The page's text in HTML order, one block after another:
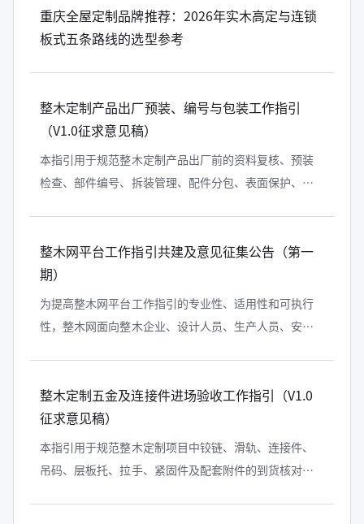
重庆全屋定制品牌推荐：2026年实木高定与连锁
板式五条路线的选型参考
整木定制产品出厂预装、编号与包装工作指引
（V1.0征求意见稿）
本指引用于规范整木定制产品出厂前的资料复核、预装
检查、部件编号、拆装管理、配件分包、表面保护、包
整木网平台工作指引共建及意见征集公告（第一
期）
为提高整木网平台工作指引的专业性、适用性和可执行
性，整木网面向整木企业、设计人员、生产人员、安装
整木定制五金及连接件进场验收工作指引（V1.0
征求意见稿）
本指引用于规范整木定制项目中铰链、滑轨、连接件、
吊码、层板托、拉手、紧固件及配套附件的到货核对、